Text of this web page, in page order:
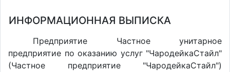
ИНФОРМАЦИОННАЯ ВЫПИСКА
Предприятие Частное унитарное
предприятие по оказанию услуг "ЧародейкаСтайл"
(Частное предприятие "ЧародейкаСтайл")